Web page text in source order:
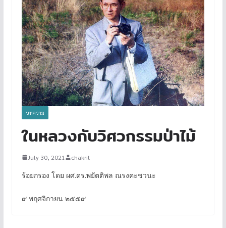
บทความ
ในหลวงกับวิศวกรรมป่าไม้
July 30, 2021 chakrit
ร้อยกรอง โดย ผศ.ดร.พยัตติพล ณรงคะชวนะ
๙ พฤศจิกายน ๒๕๕๙